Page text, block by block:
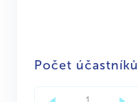
Počet účastníků